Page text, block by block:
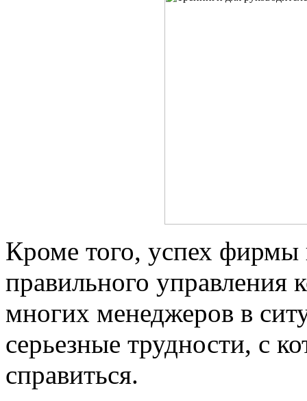
Кроме того, успех фирмы
правильного управления
многих менеджеров в
серьезные трудности, с
справиться.